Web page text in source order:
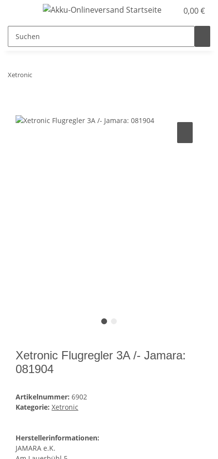
0,00 €
Xetronic
Xetronic Flugregler 3A /- Jamara:
081904
Artikelnummer: 6902
Kategorie: Xetronic
Herstellerinformationen:
JAMARA e.K.